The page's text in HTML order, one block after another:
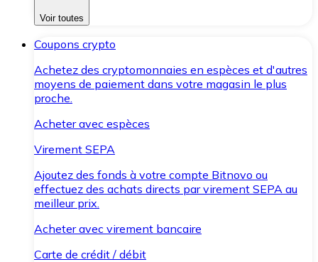
Voir toutes
Coupons crypto
Achetez des cryptomonnaies en espèces et d'autres
moyens de paiement dans votre magasin le plus
proche.
Acheter avec espèces
Virement SEPA
Ajoutez des fonds à votre compte Bitnovo ou
effectuez des achats directs par virement SEPA au
meilleur prix.
Acheter avec virement bancaire
Carte de crédit / débit